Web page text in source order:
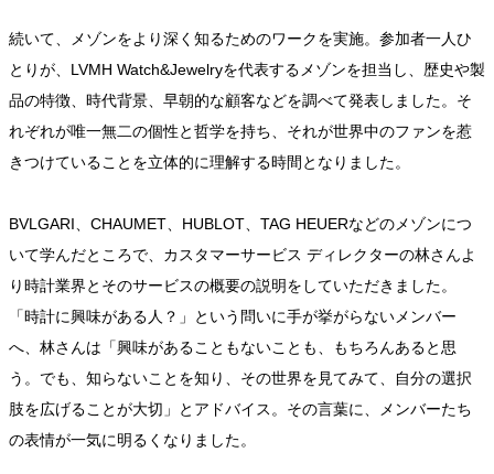
続いて、メゾンをより深く知るためのワークを実施。参加者一人ひ
とりが、LVMH Watch&Jewelryを代表するメゾンを担当し、歴史や製
品の特徴、時代背景、早朝的な顧客などを調べて発表しました。そ
れぞれが唯一無二の個性と哲学を持ち、それが世界中のファンを惹
きつけていることを立体的に理解する時間となりました。
BVLGARI、CHAUMET、HUBLOT、TAG HEUERなどのメゾンにつ
いて学んだところで、カスタマーサービス ディレクターの林さんよ
り時計業界とそのサービスの概要の説明をしていただきました。
「時計に興味がある人？」という問いに手が挙がらないメンバー
へ、林さんは「興味があることもないことも、もちろんあると思
う。でも、知らないことを知り、その世界を見てみて、自分の選択
肢を広げることが大切」とアドバイス。その言葉に、メンバーたち
の表情が一気に明るくなりました。